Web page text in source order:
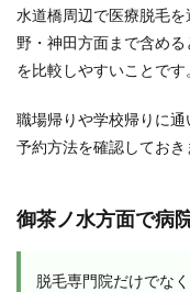
水道橋周辺で医療脱毛
野・神田方面まで含め
を比較しやすいことです
職場帰りや学校帰りに通
予約方法を確認しておき
御茶ノ水方面で病
脱毛専門院だけでな